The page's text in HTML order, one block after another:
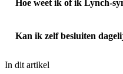
Hoe weet ik of ik Lynch-
Kan ik zelf besluiten
In dit artikel